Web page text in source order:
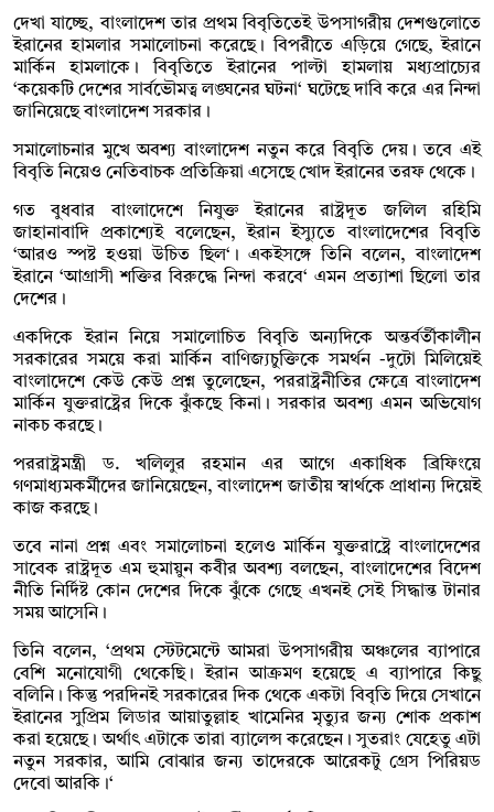
দেখা যাচ্ছে, বাংলাদেশ তার প্রথম বিবৃতিতেই উপসাগরীয় দেশগুলোতে
ইরানের হামলার সমালোচনা করেছে। বিপরীতে এড়িয়ে গেছে, ইরানে
মার্কিন হামলাকে। বিবৃতিতে ইরানের পাল্টা হামলায় মধ্যপ্রাচ্যের
‘কয়েকটি দেশের সার্বভৌমত্ব লঙ্ঘনের ঘটনা‘ ঘটেছে দাবি করে এর নিন্দা
জানিয়েছে বাংলাদেশ সরকার।
সমালোচনার মুখে অবশ্য বাংলাদেশ নতুন করে বিবৃতি দেয়। তবে এই
বিবৃতি নিয়েও নেতিবাচক প্রতিক্রিয়া এসেছে খোদ ইরানের তরফ থেকে।
গত বুধবার বাংলাদেশে নিযুক্ত ইরানের রাষ্ট্রদূত জলিল রহিমি
জাহানাবাদি প্রকাশ্যেই বলেছেন, ইরান ইস্যুতে বাংলাদেশের বিবৃতি
‘আরও স্পষ্ট হওয়া উচিত ছিল‘। একইসঙ্গে তিনি বলেন, বাংলাদেশ
ইরানে ‘আগ্রাসী শক্তির বিরুদ্ধে নিন্দা করবে‘ এমন প্রত্যাশা ছিলো তার
দেশের।
একদিকে ইরান নিয়ে সমালোচিত বিবৃতি অন্যদিকে অন্তর্বর্তীকালীন
সরকারের সময়ে করা মার্কিন বাণিজ্যচুক্তিকে সমর্থন -দুটো মিলিয়েই
বাংলাদেশে কেউ কেউ প্রশ্ন তুলেছেন, পররাষ্ট্রনীতির ক্ষেত্রে বাংলাদেশ
মার্কিন যুক্তরাষ্ট্রের দিকে ঝুঁকছে কিনা। সরকার অবশ্য এমন অভিযোগ
নাকচ করছে।
পররাষ্ট্রমন্ত্রী ড. খলিলুর রহমান এর আগে একাধিক ব্রিফিংয়ে
গণমাধ্যমকর্মীদের জানিয়েছেন, বাংলাদেশ জাতীয় স্বার্থকে প্রাধান্য দিয়েই
কাজ করছে।
তবে নানা প্রশ্ন এবং সমালোচনা হলেও মার্কিন যুক্তরাষ্ট্রে বাংলাদেশের
সাবেক রাষ্ট্রদূত এম হুমায়ুন কবীর অবশ্য বলছেন, বাংলাদেশের বিদেশ
নীতি নির্দিষ্ট কোন দেশের দিকে ঝুঁকে গেছে এখনই সেই সিদ্ধান্ত টানার
সময় আসেনি।
তিনি বলেন, ‘প্রথম স্টেটমেন্টে আমরা উপসাগরীয় অঞ্চলের ব্যাপারে
বেশি মনোযোগী থেকেছি। ইরান আক্রমণ হয়েছে এ ব্যাপারে কিছু
বলিনি। কিন্তু পরদিনই সরকারের দিক থেকে একটা বিবৃতি দিয়ে সেখানে
ইরানের সুপ্রিম লিডার আয়াতুল্লাহ খামেনির মৃত্যুর জন্য শোক প্রকাশ
করা হয়েছে। অর্থাৎ এটাকে তারা ব্যালেন্স করেছেন। সুতরাং যেহেতু এটা
নতুন সরকার, আমি বোঝার জন্য তাদেরকে আরেকটু গ্রেস পিরিয়ড
দেবো আরকি।‘